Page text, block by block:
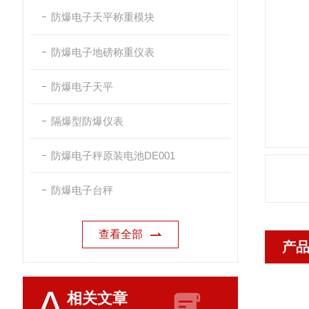
防爆电子天平称重模块
防爆电子地磅称重仪表
防爆电子天平
隔爆型防爆仪表
防爆电子秤原装电池DE001
防爆电子台秤
查看全部
相关文章
产